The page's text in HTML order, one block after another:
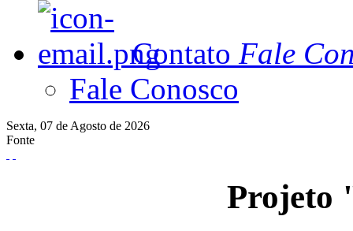
Contato Fale
Fale Conosco
Sexta, 07 de Agosto de 2026
Fonte
Projeto